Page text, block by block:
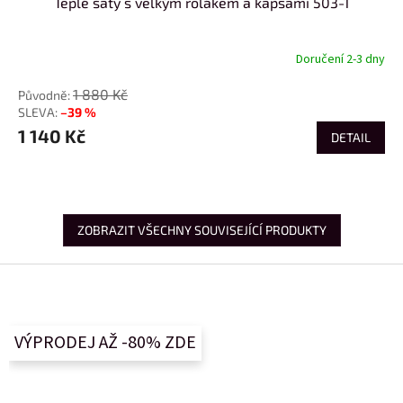
Doručení 2-3 dny
1 880 Kč
–39 %
1 140 Kč DETAIL
ZOBRAZIT VŠECHNY SOUVISEJÍCÍ PRODUKTY
VÝPRODEJ AŽ -80% ZDE